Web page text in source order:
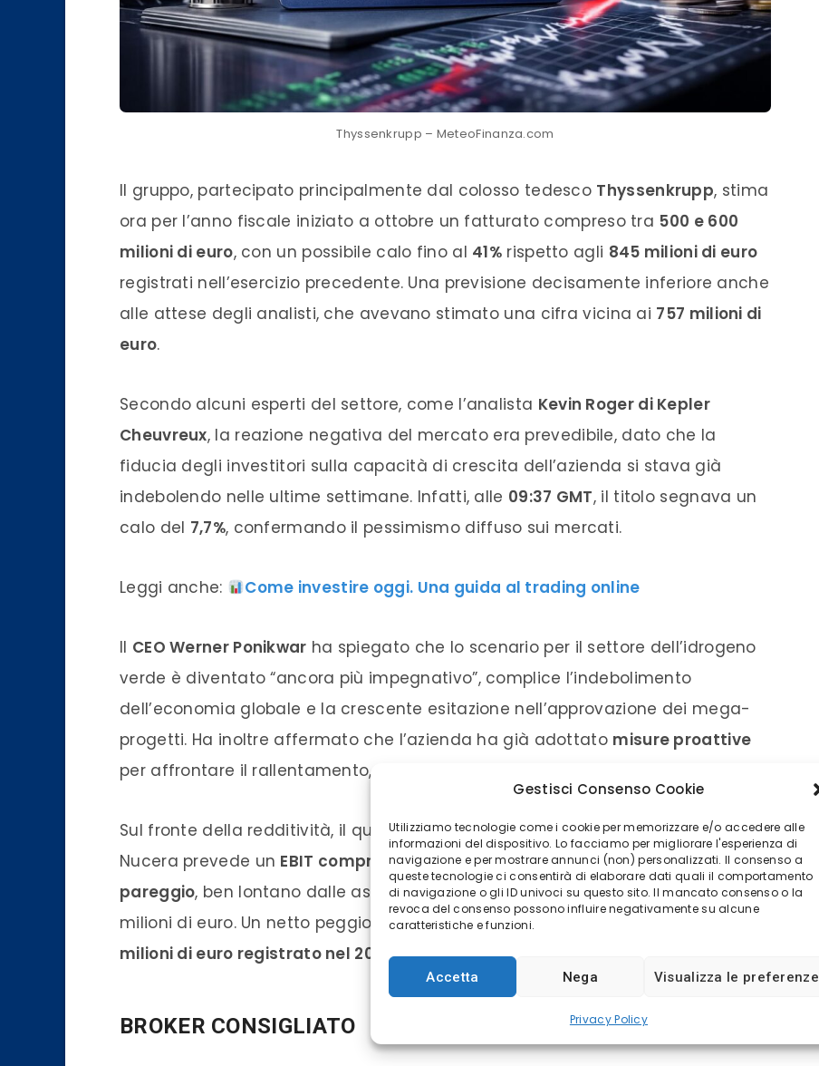
Gestisci Consenso Cookie
Utilizziamo tecnologie come i cookie per memorizzare e/o accedere alle
informazioni del dispositivo. Lo facciamo per migliorare l'esperienza di
navigazione e per mostrare annunci (non) personalizzati. Il consenso a
queste tecnologie ci consentirà di elaborare dati quali il comportamento
di navigazione o gli ID univoci su questo sito. Il mancato consenso o la
revoca del consenso possono influire negativamente su alcune
caratteristiche e funzioni.
Accetta Nega Visualizza le preferenze
Privacy Policy
Thyssenkrupp – MeteoFinanza.com
Il gruppo, partecipato principalmente dal colosso tedesco Thyssenkrupp, stima
ora per l’anno fiscale iniziato a ottobre un fatturato compreso tra 500 e 600
milioni di euro, con un possibile calo fino al 41% rispetto agli 845 milioni di euro
registrati nell’esercizio precedente. Una previsione decisamente inferiore anche
alle attese degli analisti, che avevano stimato una cifra vicina ai 757 milioni di
euro.
Secondo alcuni esperti del settore, come l’analista Kevin Roger di Kepler
Cheuvreux, la reazione negativa del mercato era prevedibile, dato che la
fiducia degli investitori sulla capacità di crescita dell’azienda si stava già
indebolendo nelle ultime settimane. Infatti, alle 09:37 GMT, il titolo segnava un
calo del 7,7%, confermando il pessimismo diffuso sui mercati.
Leggi anche: Come investire oggi. Una guida al trading online
Il CEO Werner Ponikwar ha spiegato che lo scenario per il settore dell’idrogeno
verde è diventato “ancora più impegnativo”, complice l’indebolimento
dell’economia globale e la crescente esitazione nell’approvazione dei mega-
progetti. Ha inoltre affermato che l’azienda ha già adottato misure proattive
per affrontare il rallentamento, anche se non sono stati forniti ulteriori dettagli.
Sul fronte della redditività, il quadro appare altrettanto complesso. Per il 2026,
Nucera prevede un EBIT compreso tra una perdita di 30 milioni di euro e il
pareggio, ben lontano dalle aspettative di LSEG, che stimavano un utile di 9,3
milioni di euro. Un netto peggioramento rispetto al modesto
utile operativo di 2
milioni di euro registrato nel 2025.
BROKER CONSIGLIATO